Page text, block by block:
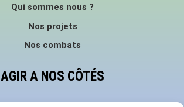
Qui sommes nous ?
Nos projets
Nos combats
AGIR A NOS CÔTÉS